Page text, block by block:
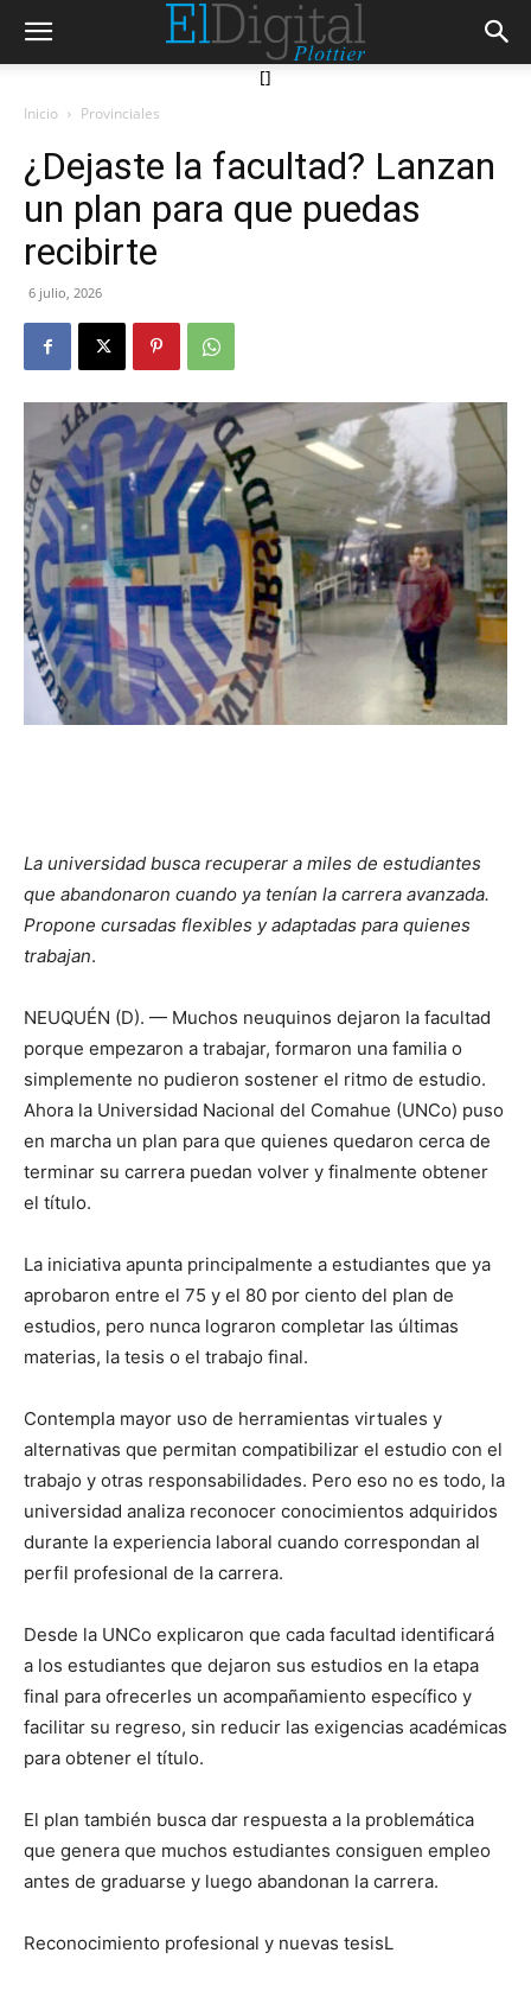
[]
Inicio Provinciales
¿Dejaste la facultad? Lanzan
un plan para que puedas
recibirte
6 julio, 2026
La universidad busca recuperar a miles de estudiantes
que abandonaron cuando ya tenían la carrera avanzada.
Propone cursadas flexibles y adaptadas para quienes
trabajan.
NEUQUÉN (D). — Muchos neuquinos dejaron la facultad
porque empezaron a trabajar, formaron una familia o
simplemente no pudieron sostener el ritmo de estudio.
Ahora la Universidad Nacional del Comahue (UNCo) puso
en marcha un plan para que quienes quedaron cerca de
terminar su carrera puedan volver y finalmente obtener
el título.
La iniciativa apunta principalmente a estudiantes que ya
aprobaron entre el 75 y el 80 por ciento del plan de
estudios, pero nunca lograron completar las últimas
materias, la tesis o el trabajo final.
Contempla mayor uso de herramientas virtuales y
alternativas que permitan compatibilizar el estudio con el
trabajo y otras responsabilidades. Pero eso no es todo, la
universidad analiza reconocer conocimientos adquiridos
durante la experiencia laboral cuando correspondan al
perfil profesional de la carrera.
Desde la UNCo explicaron que cada facultad identificará
a los estudiantes que dejaron sus estudios en la etapa
final para ofrecerles un acompañamiento específico y
facilitar su regreso, sin reducir las exigencias académicas
para obtener el título.
El plan también busca dar respuesta a la problemática
que genera que muchos estudiantes consiguen empleo
antes de graduarse y luego abandonan la carrera.
Reconocimiento profesional y nuevas tesisL